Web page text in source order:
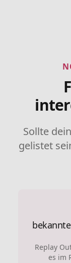
Sollte
gelistet
Replay
es im